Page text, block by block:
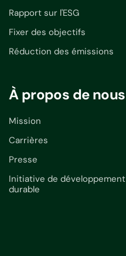
Rapport sur l'ESG
Fixer des objectifs
Réduction des émissions
À propos de nous
Mission
Carrières
Presse
Initiative de développement
durable